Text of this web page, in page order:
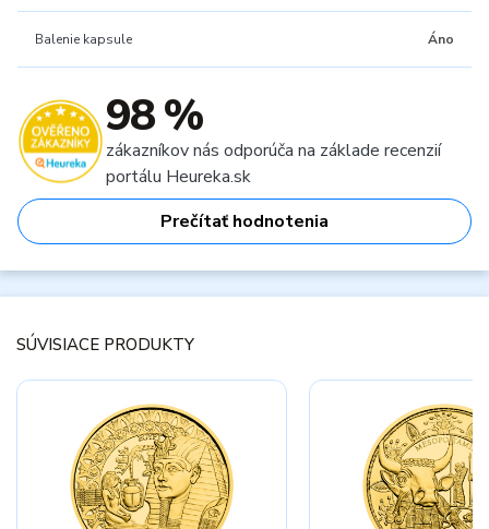
Balenie kapsule Áno
98 %
zákazníkov nás odporúča na základe recenzií
portálu Heureka.sk
Prečítať hodnotenia
SÚVISIACE PRODUKTY